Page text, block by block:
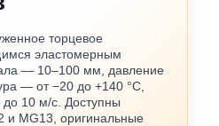
торцевое
эластомерным
— 10–100 мм, давление
— от −20 до +140 °C,
10 м/с. Доступны
и MG13, оригинальные